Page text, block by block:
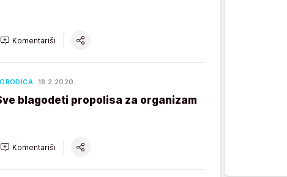
Komentariši
18.2.2020.
blagodeti propolisa za organizam
Komentariši